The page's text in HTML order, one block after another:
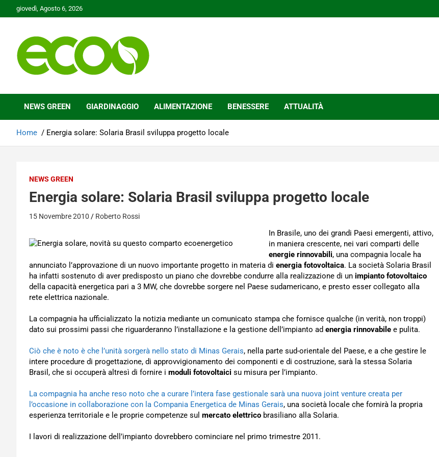
to
giovedì, Agosto 6, 2026
Ecoo.it
NEWS GREEN GIARDINAGGIO ALIMENTAZIONE BENESSERE ATTUALITÀ
Home Energia solare: Solaria Brasil sviluppa progetto locale
NEWS GREEN
Energia solare: Solaria Brasil sviluppa progetto locale
15 Novembre 2010 Roberto Rossi
In Brasile, uno dei grandi Paesi emergenti, attivo,
in maniera crescente, nei vari comparti delle
energie rinnovabili, una compagnia locale ha
annunciato l’approvazione di un nuovo importante progetto in materia di energia fotovoltaica. La società Solaria Brasil
ha infatti sostenuto di aver predisposto un piano che dovrebbe condurre alla realizzazione di un impianto fotovoltaico
della capacità energetica pari a 3 MW, che dovrebbe sorgere nel Paese sudamericano, e presto esser collegato alla
rete elettrica nazionale.
La compagnia ha ufficializzato la notizia mediante un comunicato stampa che fornisce qualche (in verità, non troppi)
dato sui prossimi passi che riguarderanno l’installazione e la gestione dell’impianto ad energia rinnovabile e pulita.
Ciò che è noto è che l’unità sorgerà nello stato di Minas Gerais, nella parte sud-orientale del Paese, e a che gestire le
intere procedure di progettazione, di approvvigionamento dei componenti e di costruzione, sarà la stessa Solaria
Brasil, che si occuperà altresì di fornire i moduli fotovoltaici su misura per l’impianto.
La compagnia ha anche reso noto che a curare l’intera fase gestionale sarà una nuova joint venture creata per
l’occasione in collaborazione con la Compania Energetica de Minas Gerais, una società locale che fornirà la propria
esperienza territoriale e le proprie competenze sul mercato elettrico brasiliano alla Solaria.
I lavori di realizzazione dell’impianto dovrebbero cominciare nel primo trimestre 2011.